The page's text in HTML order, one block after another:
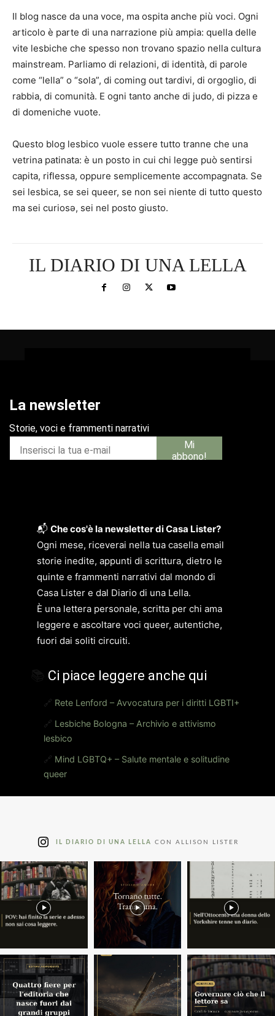
Il blog nasce da una voce, ma ospita anche più voci. Ogni
articolo è parte di una narrazione più ampia: quella delle
vite lesbiche che spesso non trovano spazio nella cultura
mainstream. Parliamo di relazioni, di identità, di parole
come “lella” o “sola”, di coming out tardivi, di orgoglio, di
rabbia, di comunità. E ogni tanto anche di judo, di pizza e
di domeniche vuote.
Questo blog lesbico vuole essere tutto tranne che una
vetrina patinata: è un posto in cui chi legge può sentirsi
capita, riflessa, oppure semplicemente accompagnata. Se
sei lesbica, se sei queer, se non sei niente di tutto questo
ma sei curiosə, sei nel posto giusto.
IL DIARIO DI UNA LELLA
📬 Che cos'è la newsletter di Casa Lister?
Ogni mese, riceverai nella tua casella email
storie inedite, appunti di scrittura, dietro le
quinte e frammenti narrativi dal mondo di
Casa Lister e dal Diario di una Lella.
È una lettera personale, scritta per chi ama
leggere e ascoltare voci queer, autentiche,
fuori dai soliti circuiti.
Ci piace leggere anche qui
🔗 Rete Lenford – Avvocatura per i diritti LGBTI+
🔗 Lesbiche Bologna – Archivio e attivismo
lesbico
🔗 Mind LGBTQ+ – Salute mentale e solitudine
queer
IL DIARIO DI UNA LELLA CON ALLISON LISTER